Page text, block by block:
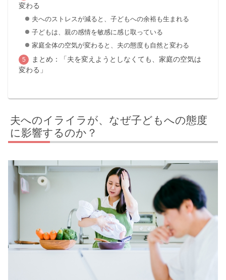
変わる
夫へのストレスが減ると、子どもへの余裕も生まれる
子どもは、親の感情を敏感に感じ取っている
家庭全体の空気が変わると、夫の態度も自然と変わる
まとめ：「夫を変えようとしなくても、家庭の空気は
変わる」
夫へのイライラが、なぜ子どもへの態度
に影響するのか？